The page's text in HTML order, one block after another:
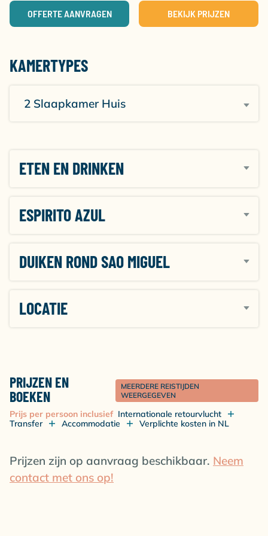
Op loopafstand van Pink’nBlue vind je het centrum
van Vila Franca do Campo. Vanuit hier kun je allerlei
Espirito Azul.
OFFERTE AANVRAGEN BEKIJK PRIJZEN
KAMERTYPES
2 Slaapkamer Huis
ETEN EN DRINKEN
ESPIRITO AZUL
DUIKEN ROND SAO MIGUEL
LOCATIE
PRIJZEN EN
BOEKEN
MEERDERE REISTIJDEN
WEERGEGEVEN
Prijs per persoon inclusief Internationale retourvlucht
Transfer
Accommodatie Verplichte kosten in NL
Prijzen zijn op aanvraag beschikbaar. Neem
contact met ons op!